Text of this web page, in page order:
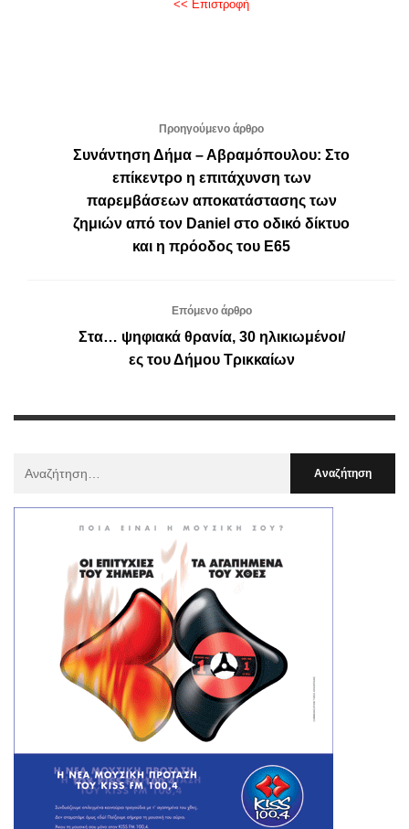
<< Επιστροφή
Προηγούμενο άρθρο
Συνάντηση Δήμα – Αβραμόπουλου: Στο
επίκεντρο η επιτάχυνση των
παρεμβάσεων αποκατάστασης των
ζημιών από τον Daniel στο οδικό δίκτυο
και η πρόοδος του Ε65
Επόμενο άρθρο
Στα… ψηφιακά θρανία, 30 ηλικιωμένοι/
ες του Δήμου Τρικκαίων
: